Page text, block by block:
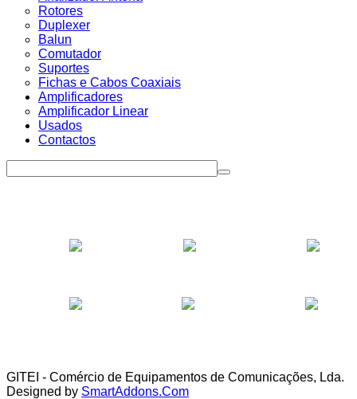
Rotores
Duplexer
Balun
Comutador
Suportes
Fichas e Cabos Coaxiais
Amplificadores
Amplificador Linear
Usados
Contactos
GITEI - Comércio de Equipamentos de Comunicações, Lda.
Designed by SmartAddons.Com